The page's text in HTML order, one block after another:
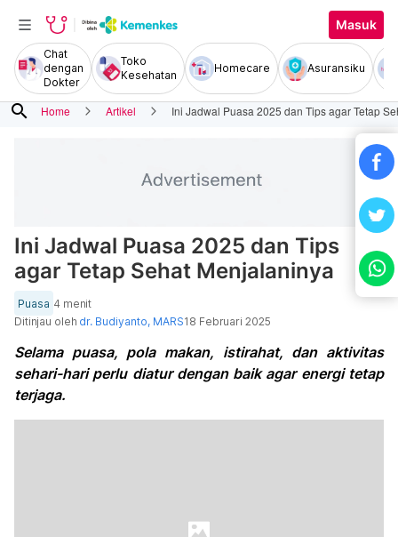
Masuk
Chat
dengan
Dokter
Toko
Kesehatan
Homecare Asuransiku
search Home Artikel Ini Jadwal Puasa 2025 dan Tips agar Tetap
Ini Jadwal Puasa 2025 dan Tips
agar Tetap Sehat Menjalaninya
Puasa 4 menit
Ditinjau oleh dr. Budiyanto, MARS18 Februari 2025
Selama puasa, pola makan, istirahat, dan aktivitas
sehari-hari perlu diatur dengan baik agar energi tetap
terjaga.